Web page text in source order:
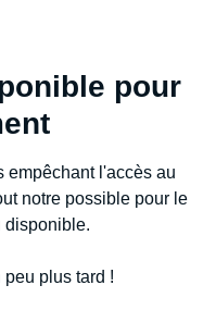
pour
empêchant l'accès au
notre possible pour le
disponible.
plus tard !